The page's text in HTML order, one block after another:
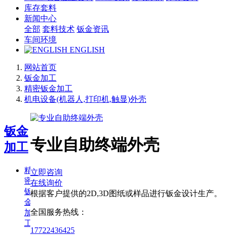
库存套料
新闻中心
全部 套料技术 钣金资讯
车间环境
ENGLISH
网站首页
钣金加工
精密钣金加工
机电设备(机器人,打印机,触显)外壳
专业自助终端外壳
立即咨询
在线询价
根据客户提供的2D,3D图纸或样品进行钣金设计生产。
全国服务热线：
17722436425
钣金
加工
精
密
钣
金
加
工
全